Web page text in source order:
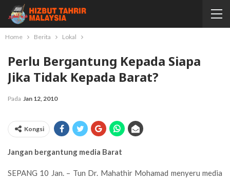
Home Berita Lokal
Perlu Bergantung Kepada Siapa
Jika Tidak Kepada Barat?
Pada Jan 12, 2010
Kongsi
Jangan bergantung media Barat
SEPANG 10 Jan. – Tun Dr. Mahathir Mohamad menyeru media